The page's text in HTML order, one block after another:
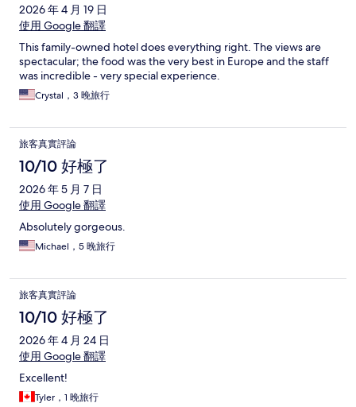
2026 年 4 月 19 日
使用 Google 翻譯
This family-owned hotel does everything right. The views are
spectacular; the food was the very best in Europe and the staff
was incredible - very special experience.
Crystal，3 晚旅行
旅客真實評論
10/10 好極了
2026 年 5 月 7 日
使用 Google 翻譯
Absolutely gorgeous.
Michael，5 晚旅行
旅客真實評論
10/10 好極了
2026 年 4 月 24 日
使用 Google 翻譯
Excellent!
Tyler，1 晚旅行